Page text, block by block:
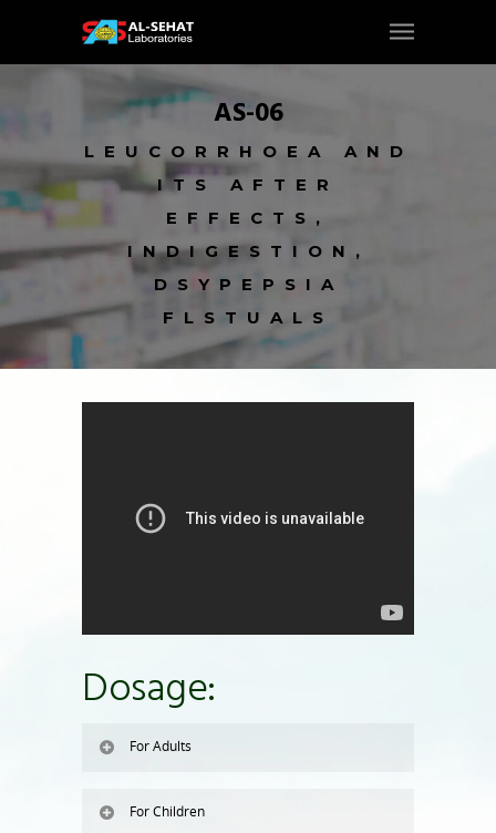
AS-06
LEUCORRHOEA AND
ITS AFTER
EFFECTS,
INDIGESTION,
DSYPEPSIA
FLSTUALS
Dosage:
For Adults
For Children